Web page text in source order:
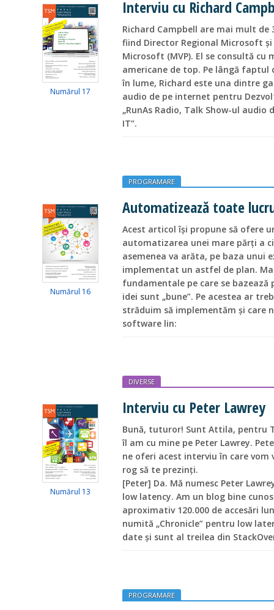
Numărul 17
Interviu cu Richard
Richard Campbell are mai mult
fiind Director Regional Microsoft
Microsoft (MVP). El se consultă
americane de top. Pe lângă
în lume, Richard este una dintre
audio de pe internet pentru
„RunAs Radio, Talk Show-ul
IT”.
Numărul 16
PROGRAMARE
Automatizează toate
Acest articol își propune să ofere
automatizarea unei mare părți a
asemenea va arăta, pe baza unui
implementat un astfel de plan.
fundamentale pe care se
idei sunt „bune”. Pe acestea ar
străduim să implementăm și care
software lin:
Numărul 13
DIVERSE
Interviu cu Peter Lawrey
Bună, tuturor! Sunt Attila, pentru
îl am cu mine pe Peter Lawrey.
ne oferi acest interviu în care vom
rog să te prezinți.
[Peter] Da. Mă numesc Peter
low latency. Am un blog bine
aproximativ 120.000 de accesări
numită „Chronicle” pentru low
date și sunt al treilea din
PROGRAMARE